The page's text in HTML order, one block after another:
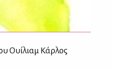
Ουίλιαμ Κάρλος